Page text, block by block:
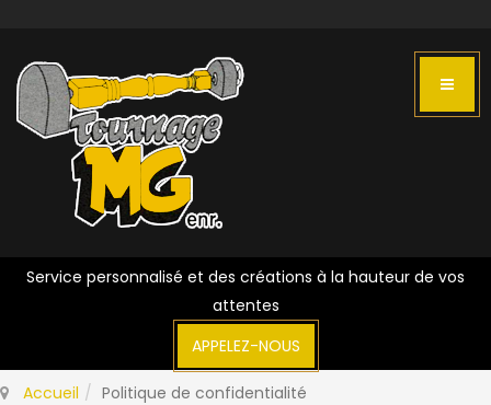
Service personnalisé et des créations à la hauteur de vos
attentes
APPELEZ-NOUS
Accueil Politique de confidentialité